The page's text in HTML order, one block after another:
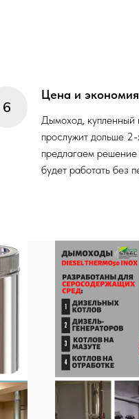
Цена и экономия
Дымоход, купленный
прослужит дольше
предлагаем
будет работать без